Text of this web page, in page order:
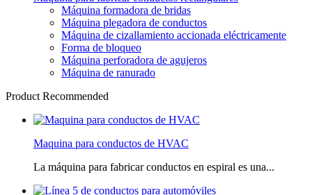
Máquina formadora de bridas
Máquina plegadora de conductos
Máquina de cizallamiento accionada eléctricamente
Forma de bloqueo
Máquina perforadora de agujeros
Máquina de ranurado
Product Recommended
Maquina para conductos de HVAC
La máquina para fabricar conductos en espiral es una...